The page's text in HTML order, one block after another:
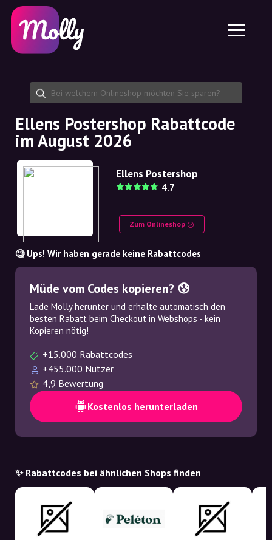
Hautpflege
Haarpflege
Rabattcode teilen
Funktionen
Jobs
Über uns
Partnerschaft
Plattform
Molly für iPhone und iPad
Molly für Android
DE
EN
NO
DE
Ellens Postershop Rabattcode
im August 2026
Ellens Postershop
4.7
Zum Onlineshop
🧐 Ups! Wir haben gerade keine Rabattcodes
Müde vom Codes kopieren? 😰
Lade Molly herunter und erhalte automatisch den
besten Rabatt beim Checkout in Webshops - kein
Kopieren nötig!
+15.000 Rabattcodes
+455.000 Nutzer
4,9 Bewertung
Kostenlos herunterladen
✨ Rabattcodes bei ähnlichen Shops finden